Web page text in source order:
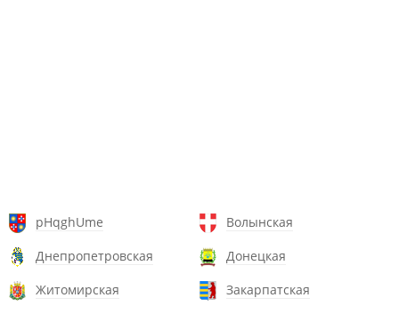
pHqghUme
Волынская
Днепропетровская
Донецкая
Житомирская
Закарпатская